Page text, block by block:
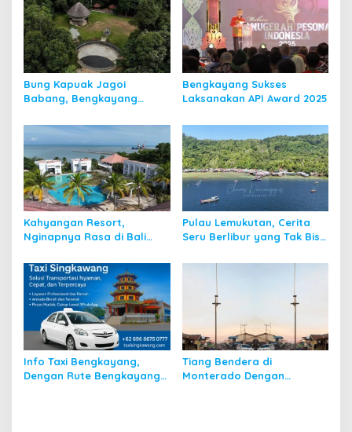
Bung Kapuak Jagoi
Babang, Bengkayang
Bengkayang Sukses
Laksanakan API Award 2025
Kahyangan Resort,
Nginapnya Rasa di Bali
Pulau Lemukutan, Cerita
Seru Berlibur yang Tak Bisa
Info Taxi Bengkayang,
Dengan Rute Bengkayang
Tiang Bendera di
Monterado Dengan